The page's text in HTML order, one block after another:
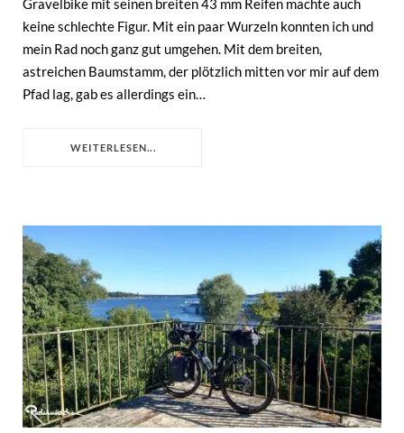
Gravelbike mit seinen breiten 43 mm Reifen machte auch
keine schlechte Figur. Mit ein paar Wurzeln konnten ich und
mein Rad noch ganz gut umgehen. Mit dem breiten,
astreichen Baumstamm, der plötzlich mitten vor mir auf dem
Pfad lag, gab es allerdings ein…
WEITERLESEN...